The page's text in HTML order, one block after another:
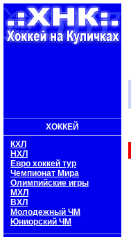
ХОККЕЙ
КХЛ
НХЛ
Евро хоккей тур
Чемпионат Мира
Олимпийские игры
МХЛ
ВХЛ
Молодежный ЧМ
Юниорский ЧМ